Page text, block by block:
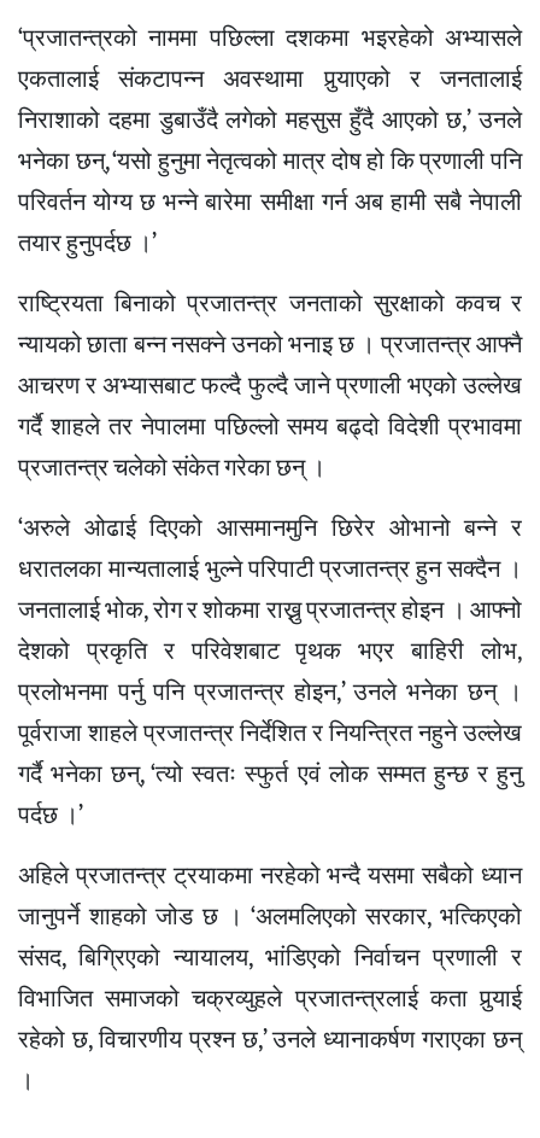
‘प्रजातन्त्रको नाममा पछिल्ला दशकमा भइरहेको अभ्यासले
एकतालाई संकटापन्न अवस्थामा पुर्‍याएको र जनतालाई
निराशाको दहमा डुबाउँदै लगेको महसुस हुँदै आएको छ,’ उनले
भनेका छन्, ‘यसो हुनुमा नेतृत्वको मात्र दोष हो कि प्रणाली पनि
परिवर्तन योग्य छ भन्ने बारेमा समीक्षा गर्न अब हामी सबै नेपाली
तयार हुनुपर्दछ ।’
राष्ट्रियता बिनाको प्रजातन्त्र जनताको सुरक्षाको कवच र
न्यायको छाता बन्न नसक्ने उनको भनाइ छ । प्रजातन्त्र आफ्नै
आचरण र अभ्यासबाट फल्दै फुल्दै जाने प्रणाली भएको उल्लेख
गर्दै शाहले तर नेपालमा पछिल्लो समय बढ्‍दो विदेशी प्रभावमा
प्रजातन्त्र चलेको संकेत गरेका छन् ।
‘अरुले ओढाई दिएको आसमानमुनि छिरेर ओभानो बन्ने र
धरातलका मान्यतालाई भुल्ने परिपाटी प्रजातन्त्र हुन सक्दैन ।
जनतालाई भोक, रोग र शोकमा राख्नु प्रजातन्त्र होइन । आफ्नो
देशको प्रकृति र परिवेशबाट पृथक भएर बाहिरी लोभ,
प्रलोभनमा पर्नु पनि प्रजातन्त्र होइन,’ उनले भनेका छन् ।
पूर्वराजा शाहले प्रजातन्त्र निर्देशित र नियन्त्रित नहुने उल्लेख
गर्दै भनेका छन्, ‘त्यो स्वतः स्फुर्त एवं लोक सम्मत हुन्छ र हुनु
पर्दछ ।’
अहिले प्रजातन्त्र ट्रयाकमा नरहेको भन्दै यसमा सबैको ध्यान
जानुपर्ने शाहको जोड छ । ‘अलमलिएको सरकार, भत्किएको
संसद, बिग्रिएको न्यायालय, भांडिएको निर्वाचन प्रणाली र
विभाजित समाजको चक्रव्युहले प्रजातन्त्रलाई कता पुर्‍याई
रहेको छ, विचारणीय प्रश्न छ,’ उनले ध्यानाकर्षण गराएका छन्
।